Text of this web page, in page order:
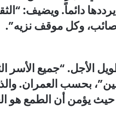
دائماً. ويضيف:
وكل موقف نزيه”.
الأجل. “جميع الأسر
بحسب العمران.
يؤمن أن الطمع هو